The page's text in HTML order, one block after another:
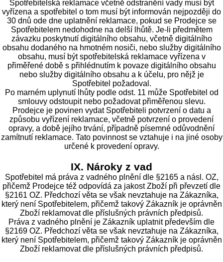
Spotřebitelská reklamace včetně odstranění vady musí být
vyřízena a spotřebitel o tom musí být informován nejpozději do
30 dnů ode dne uplatnění reklamace, pokud se Prodejce se
Spotřebitelem nedohodne na delší lhůtě. Je-li předmětem
závazku poskytnutí digitálního obsahu, včetně digitálního
obsahu dodaného na hmotném nosiči, nebo služby digitálního
obsahu, musí být spotřebitelská reklamace vyřízena v
přiměřené době s přihlédnutím k povaze digitálního obsahu
nebo služby digitálního obsahu a k účelu, pro nějž je
Spotřebitel požadoval.
Po marném uplynutí lhůty podle odst. 11 může Spotřebitel od
smlouvy odstoupit nebo požadovat přiměřenou slevu.
Prodejce je povinen vydat Spotřebiteli potvrzení o datu a
způsobu vyřízení reklamace, včetně potvrzení o provedení
opravy, a době jejího trvání, případně písemné odůvodnění
zamítnutí reklamace. Tato povinnost se vztahuje i na jiné osoby
určené k provedení opravy.
IX. Nároky z vad
Spotřebitel má práva z vadného plnění dle §2165 a násl. OZ,
přičemž Prodejce též odpovídá za jakost Zboží při převzetí dle
§2161 OZ. Předchozí věta se však nevztahuje na Zákazníka,
který není Spotřebitelem, přičemž takový Zákazník je oprávněn
Zboží reklamovat dle příslušných právních předpisů.
Práva z vadného plnění je Zákazník uplatnit především dle
§2169 OZ. Předchozí věta se však nevztahuje na Zákazníka,
který není Spotřebitelem, přičemž takový Zákazník je oprávněn
Zboží reklamovat dle příslušných právních předpisů.